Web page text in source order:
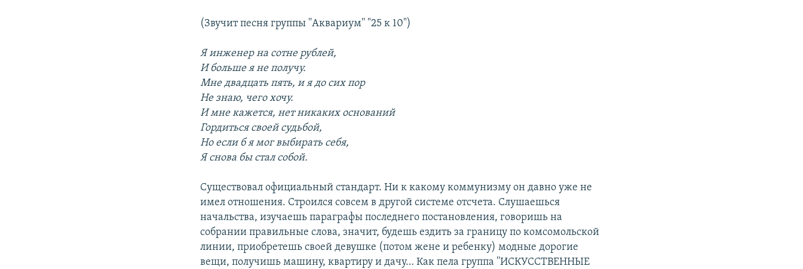
(Звучит песня группы ''Аквариум'' "25 к 10")
Я инженер на сотне рублей,
И больше я не получу.
Мне двадцать пять, и я до сих пор
Не знаю, чего хочу.
И мне кажется, нет никаких оснований
Гордиться своей судьбой,
Но если б я мог выбирать себя,
Я снова бы стал собой.
Существовал официальный стандарт. Ни к какому коммунизму он давно уже не
имел отношения. Строился совсем в другой системе отсчета. Слушаешься
начальства, изучаешь параграфы последнего постановления, говоришь на
собрании правильные слова, значит, будешь ездить за границу по комсомольской
линии, приобретешь своей девушке (потом жене и ребенку) модные дорогие
вещи, получишь машину, квартиру и дачу… Как пела группа ''ИСКУССТВЕННЫЕ